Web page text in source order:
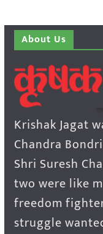
About Us
Krishak Jagat
Chandra
Shri Suresh
two were like
freedom
struggle